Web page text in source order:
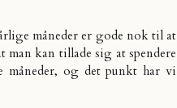
måneder er gode nok til at
man kan tillade sig at spendere
måneder, og det punkt har vi